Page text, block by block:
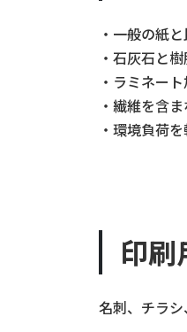
・一般の紙
・石灰石と
・ラミネー
・繊維を含
・環境負荷
印刷
名刺、チラ